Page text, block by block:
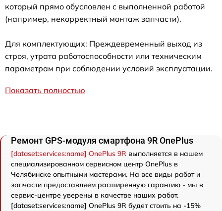
который прямо обусловлен с выполненной работой
(например, некорректный монтаж запчасти).
Для комплектующих: Преждевременный выход из
строя, утрата работоспособности или техническим
параметрам при соблюдении условий эксплуатации.
Показать полностью
Ремонт GPS-модуля смартфона 9R OnePlus
[dataset:services:name] OnePlus 9R выполняется в нашем
специализированном сервисном центр OnePlus в
Челябинске опытными мастерами. На все виды работ и
запчасти предоставляем расширенную гарантию - мы в
сервис-центре уверены в качестве наших работ.
[dataset:services:name] OnePlus 9R будет стоить на -15%